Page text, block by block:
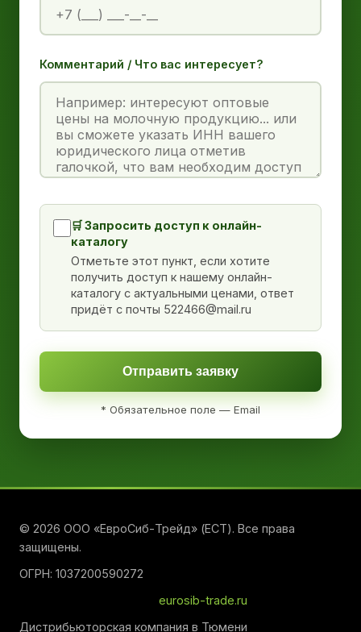
Комментарий / Что вас интересует?
🛒 Запросить доступ к онлайн-
каталогу
Отметьте этот пункт, если хотите
получить доступ к нашему онлайн-
каталогу с актуальными ценами, ответ
придёт с почты 522466@mail.ru
Отправить заявку
* Обязательное поле — Email
© 2026 ООО «ЕвроСиб-Трейд» (ЕСТ). Все права
защищены.
ОГРН: 1037200590272
eurosib-trade.ru
Дистрибьюторская компания в Тюмени